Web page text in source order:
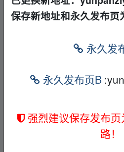
fr、om w ww.y▪un pan▁zi_yu、
本帖含有隐藏内容，请您
保存新地址和永久发布页
永久发
永久发布页B
强烈建议保存发布
路！